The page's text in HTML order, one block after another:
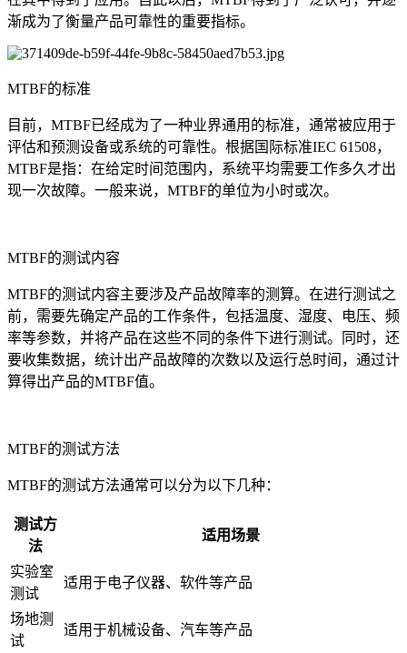
渐成为了衡量产品可靠性的重要指标。
MTBF的标准
目前，MTBF已经成为了一种业界通用的标准，通常被应用于
评估和预测设备或系统的可靠性。根据国际标准IEC 61508，
MTBF是指：在给定时间范围内，系统平均需要工作多久才出
现一次故障。一般来说，MTBF的单位为小时或次。
MTBF的测试内容
MTBF的测试内容主要涉及产品故障率的测算。在进行测试之
前，需要先确定产品的工作条件，包括温度、湿度、电压、频
率等参数，并将产品在这些不同的条件下进行测试。同时，还
要收集数据，统计出产品故障的次数以及运行总时间，通过计
算得出产品的MTBF值。
MTBF的测试方法
MTBF的测试方法通常可以分为以下几种：
测试方
法
适用场景
实验室
测试
适用于电子仪器、软件等产品
场地测
试
适用于机械设备、汽车等产品